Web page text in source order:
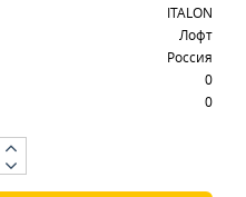
ITALON
Лофт
Россия
0
0